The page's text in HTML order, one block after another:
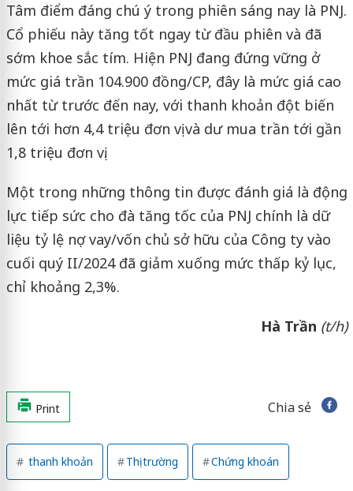
Tâm điểm đáng chú ý trong phiên sáng nay là PNJ.
Cổ phiếu này tăng tốt ngay từ đầu phiên và đã
sớm khoe sắc tím. Hiện PNJ đang đứng vững ở
mức giá trần 104.900 đồng/CP, đây là mức giá cao
nhất từ trước đến nay, với thanh khoản đột biến
lên tới hơn 4,4 triệu đơn vị và dư mua trần tới gần
1,8 triệu đơn vị.
Một trong những thông tin được đánh giá là động
lực tiếp sức cho đà tăng tốc của PNJ chính là dữ
liệu tỷ lệ nợ vay/vốn chủ sở hữu của Công ty vào
cuối quý II/2024 đã giảm xuống mức thấp kỷ lục,
chỉ khoảng 2,3%.
Hà Trần (t/h)
Print Chia sẻ
thanh khoản Thị trường Chứng khoán